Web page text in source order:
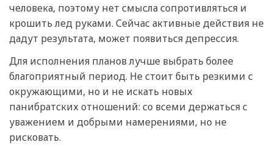
человека, поэтому нет смысла сопротивляться и
крошить лед руками. Сейчас активные действия не
дадут результата, может появиться депрессия.
Для исполнения планов лучше выбрать более
благоприятный период. Не стоит быть резкими с
окружающими, но и не искать новых
панибратских отношений: со всеми держаться с
уважением и добрыми намерениями, но не
рисковать.